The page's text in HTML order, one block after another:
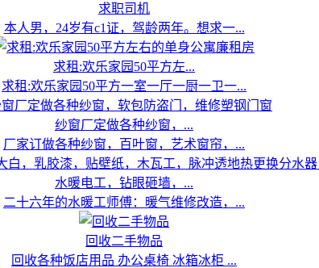
求职司机
本人男，24岁有c1证，驾龄两年。想求一...
求租:欢乐家园50平方左...
求租:欢乐家园50平方一室一厅一厨一卫一...
纱窗厂定做各种纱窗，...
厂家订做各种纱窗，百叶窗，艺术窗帘，...
水暖电工，钻眼砸墙，...
二十六年的水暖工师傅：暖气维修改造，...
回收二手物品
回收各种饭店用品 办公桌椅 冰箱冰柜 ...